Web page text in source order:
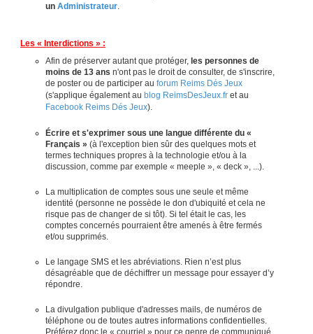
un Administrateur
Les « Interdictions » :
Afin de préserver autant que protéger, les personnes de
moins de 13 ans n'ont pas le droit de consulter, de s'inscrire,
de poster ou de participer au forum Reims Dés Jeux
(s'applique également au blog ReimsDesJeux.fr et au
Facebook Reims Dés Jeux).
Écrire et s'exprimer sous une langue différente du «
Français » (à l'exception bien sûr des quelques mots et
termes techniques propres à la technologie et/ou à la
discussion, comme par exemple « meeple », « deck », ...).
La multiplication de comptes sous une seule et même
identité (personne ne possède le don d'ubiquité et cela ne
risque pas de changer de si tôt). Si tel était le cas, les
comptes concernés pourraient être amenés à être fermés
et/ou supprimés.
Le langage SMS et les abréviations. Rien n’est plus
désagréable que de déchiffrer un message pour essayer d’y
répondre.
La divulgation publique d'adresses mails, de numéros de
téléphone ou de toutes autres informations confidentielles.